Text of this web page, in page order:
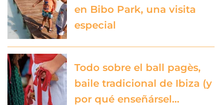
en Bibo Park, una visita
especial
Todo sobre el ball pagès,
baile tradicional de Ibiza (y
por qué enseñársel…